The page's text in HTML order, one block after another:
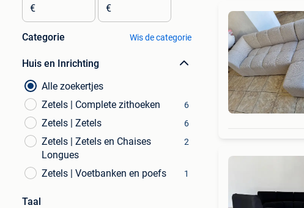
€ €
Categorie Wis de categorie
Huis en Inrichting
Alle zoekertjes
Zetels | Complete zithoeken
6
Zetels | Zetels 6
Zetels | Zetels en Chaises
Longues
2
Zetels | Voetbanken en poefs 1
Taal